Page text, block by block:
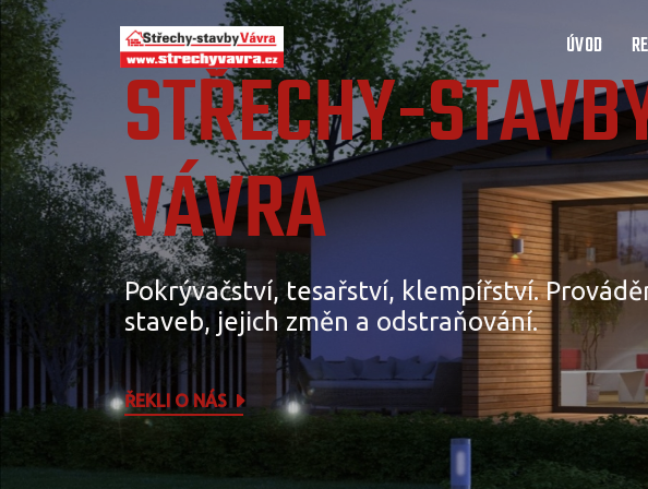
ÚVOD
STŘECHY-
VÁVRA
Pokrývačství, tesařství, klempířství.
staveb, jejich změn a odstraňování.
ŘEKLI O NÁS